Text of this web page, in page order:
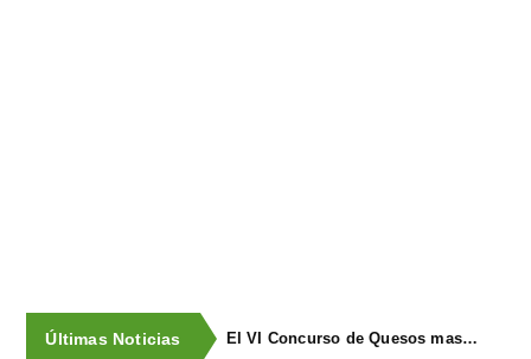
Últimas Noticias El VI Concurso de Quesos masymas buscael mejor queso artesano de España